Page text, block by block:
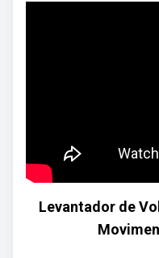
Levantador de